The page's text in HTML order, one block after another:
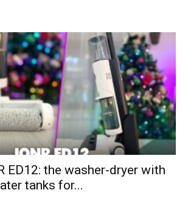
ED12: the washer-dryer with
tanks for...